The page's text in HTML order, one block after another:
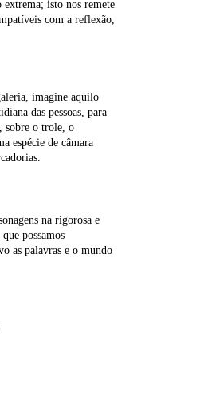
extrema; isto nos remete
com a reflexão,
imagine aquilo
das pessoas, para
sobre o trole, o
espécie de câmara
na rigorosa e
possamos
as palavras e o mundo